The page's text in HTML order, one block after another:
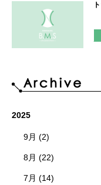
2025
9月 (2)
8月 (22)
7月 (14)